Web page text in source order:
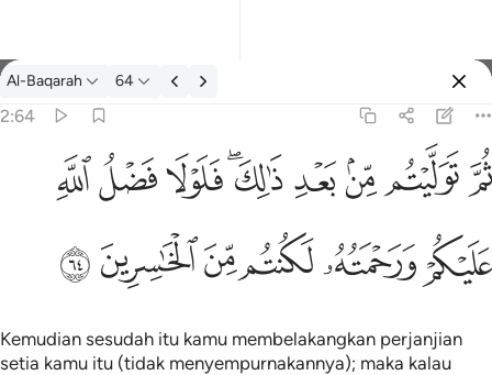
Tafsir: Al-Baqarah 2:64
Al-Baqarah 64
2:64
من بعد ذالك فلولا فضل الله عليكم ورحمته لكنتم من الخاسرين ٦٤
فَضْلُ ٱللَّهِ عَلَيْكُمْ وَرَحْمَتُهُۥ لَكُنتُم مِّنَ ٱلْخَـٰسِرِينَ ٦٤
ﱪﱫﱬﱭﱮﱯﱰﱱﱲ
ﱳﱴﱵﱶﱷﱸ
Kemudian sesudah itu kamu membelakangkan perjanjian
setia kamu itu (tidak menyempurnakannya); maka kalau